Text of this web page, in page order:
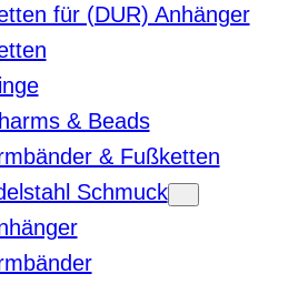
für (DUR) Anhänger
& Beads
& Fußketten
Schmuck